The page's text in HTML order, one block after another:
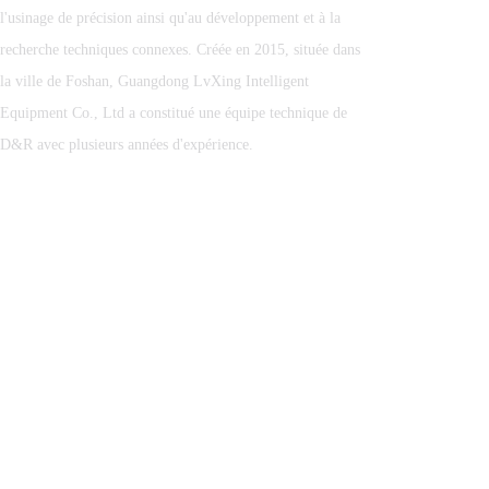
Far | Luxing Smart
Manufacturing navigue à
travers le monde
l'usinage de précision ainsi qu'au développement et à la
recherche techniques connexes. Créée en 2015, située dans
la ville de Foshan, Guangdong LvXing Intelligent
Equipment Co., Ltd a constitué une équipe technique de
D&R avec plusieurs années d'expérience.